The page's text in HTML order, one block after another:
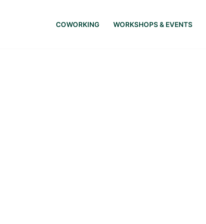
COWORKING WORKSHOPS & EVENTS